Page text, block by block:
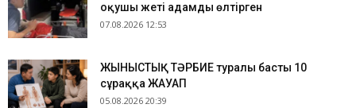
оқушы жеті адамды өлтірген
07.08.2026 12:53
ЖЫНЫСТЫҚ ТӘРБИЕ туралы басты 10
сұраққа ЖАУАП
05.08.2026 20:39